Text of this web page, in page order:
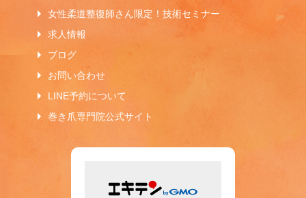
女性柔道整復師さん限定！技術セミナー
求人情報
ブログ
お問い合わせ
LINE予約について
巻き爪専門院公式サイト